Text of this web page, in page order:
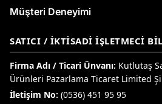
Müşteri Deneyimi
SATICI / İKTISADI İŞLETMECI
Firma Adı / Ticari Ünvanı: Kutlutaş
Ürünleri Pazarlama Ticaret Limited
İletişim No: (0536) 451 95 95